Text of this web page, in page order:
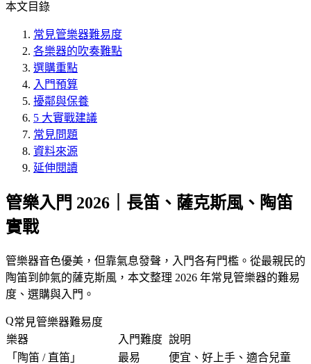
本文目錄
常見管樂器難易度
各樂器的吹奏難點
選購重點
入門預算
擾鄰與保養
5 大實戰建議
常見問題
資料來源
延伸閱讀
管樂入門 2026｜長笛、薩克斯風、陶笛
實戰
管樂器音色優美，但靠氣息發聲，入門各有門檻。從最親民的
陶笛到帥氣的薩克斯風，本文整理 2026 年常見管樂器的難易
度、選購與入門。
常見管樂器難易度
樂器
入門難度 說明
「 陶笛 / 直笛 」 最易
便宜、好上手、適合兒童